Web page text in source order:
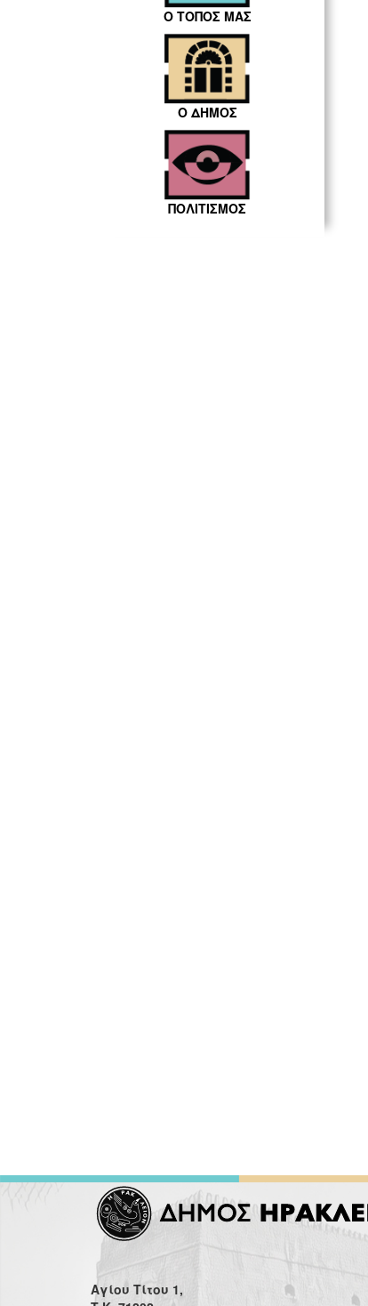
Ο ΤΟΠΟΣ ΜΑΣ
Ο ΔΗΜΟΣ
ΠΟΛΙΤΙΣΜΟΣ
Αγίου Τίτου 1,